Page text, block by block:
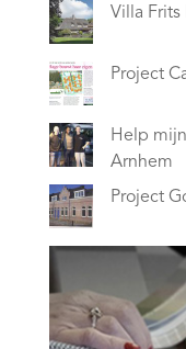
Villa Frits
Project
Help
Arnhem
Project